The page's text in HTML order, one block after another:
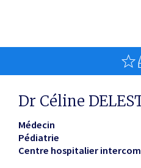
Dr Céline
Médecin
Pédiatrie
Centre hospitalier